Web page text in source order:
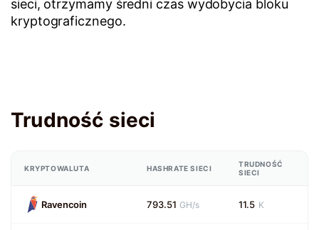
sieci, otrzymamy średni czas wydobycia bloku
kryptograficznego.
Trudność sieci
KRYPTOWALUTA HASHRATE SIECI
TRUDNOŚĆ
SIECI
Ravencoin 793.51 GH/s 11.5 K